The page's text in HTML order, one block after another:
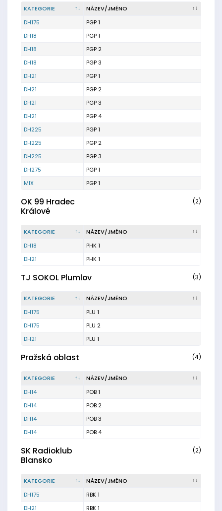
KATEGORIE
NÁZEV/JMÉNO
DH175
PGP 1
DH18
PGP 1
DH18
PGP 2
DH18
PGP 3
DH21
PGP 1
DH21
PGP 2
DH21
PGP 3
DH21
PGP 4
DH225
PGP 1
DH225
PGP 2
DH225
PGP 3
DH275
PGP 1
MIX
PGP 1
OK 99 Hradec
Králové
(2)
KATEGORIE
NÁZEV/JMÉNO
DH18
PHK 1
DH21
PHK 1
TJ SOKOL Plumlov (3)
KATEGORIE
NÁZEV/JMÉNO
DH175
PLU 1
DH175
PLU 2
DH21
PLU 1
Pražská oblast (4)
KATEGORIE
NÁZEV/JMÉNO
DH14
POB 1
DH14
POB 2
DH14
POB 3
DH14
POB 4
SK Radioklub
Blansko
(2)
KATEGORIE
NÁZEV/JMÉNO
DH175
RBK 1
DH21
RBK 1